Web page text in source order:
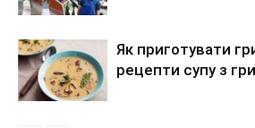
Як приготувати
рецепти супу з